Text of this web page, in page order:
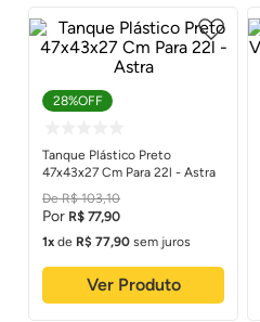
28%OFF
Tanque Plástico Preto
47x43x27 Cm Para 22l - Astra
R$ 103,10
R$ 77,90
1
de R$ 77,90 sem juros
Ver Produto